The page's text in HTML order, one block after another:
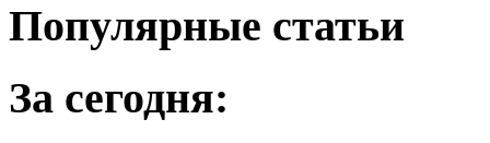
Популярные статьи
За сегодня: